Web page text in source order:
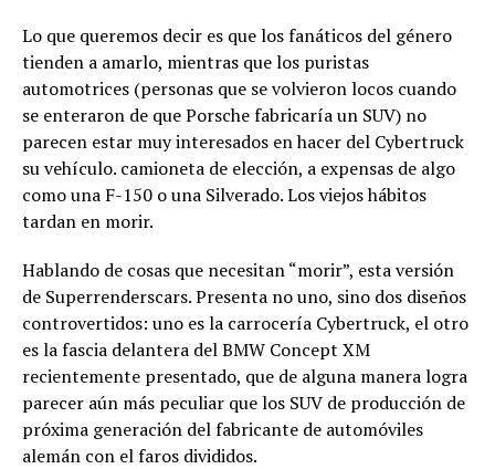
Lo que queremos decir es que los fanáticos del género
tienden a amarlo, mientras que los puristas
automotrices (personas que se volvieron locos cuando
se enteraron de que Porsche fabricaría un SUV) no
parecen estar muy interesados ​​en hacer del Cybertruck
su vehículo. camioneta de elección, a expensas de algo
como una F-150 o una Silverado. Los viejos hábitos
tardan en morir.
Hablando de cosas que necesitan “morir”, esta versión
de Superrenderscars. Presenta no uno, sino dos diseños
controvertidos: uno es la carrocería Cybertruck, el otro
es la fascia delantera del BMW Concept XM
recientemente presentado, que de alguna manera logra
parecer aún más peculiar que los SUV de producción de
próxima generación del fabricante de automóviles
alemán con el faros divididos.